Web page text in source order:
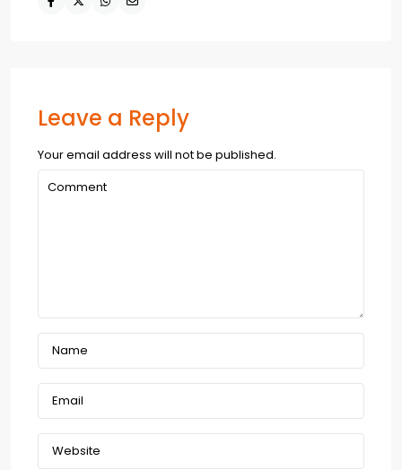
Leave a Reply
Your email address will not be published.